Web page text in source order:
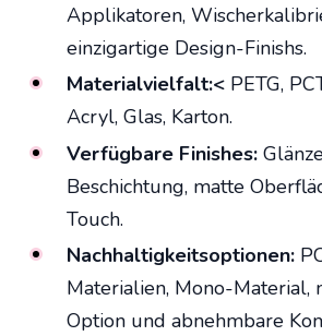
Applikatoren,
einzigartige Design-Finishs.
Materialvielfalt:< PETG,
Acryl, Glas, Karton.
Verfügbare Finishes:
Beschichtung, matte
Touch.
Nachhaltigkeitsoptionen:
Materialien, Mono-Material,
Option und abnehmbare